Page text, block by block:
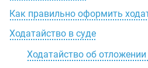
Как правильно оформить
Ходатайство в суде
Ходатайство об